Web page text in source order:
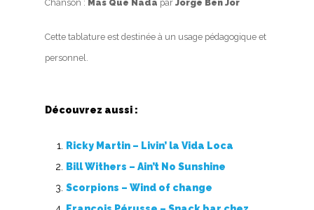
Chanson : Mas Que Nada par Jorge Ben Jor
Cette tablature est destinée à un usage pédagogique et
personnel.
Découvrez aussi :
Ricky Martin – Livin’ la Vida Loca
Bill Withers – Ain’t No Sunshine
Scorpions – Wind of change